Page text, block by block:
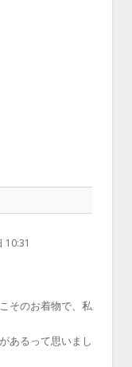
10:31
そのお着物で、私
あるって思いまし